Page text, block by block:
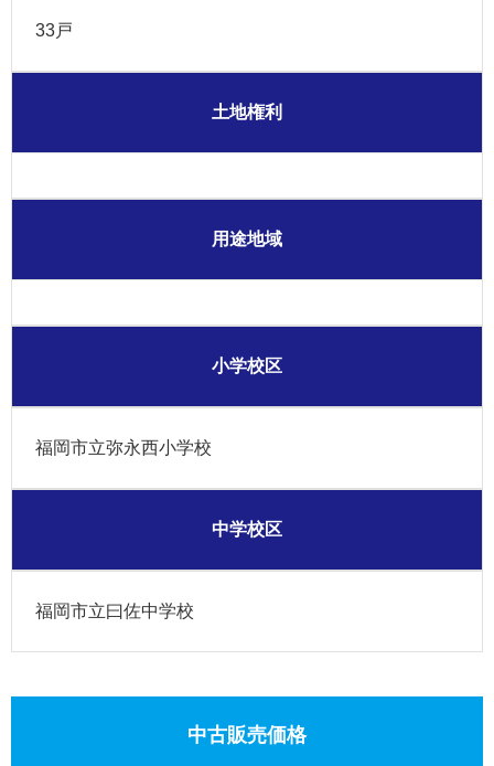
33戸
土地権利
用途地域
小学校区
福岡市立弥永西小学校
中学校区
福岡市立曰佐中学校
中古販売価格